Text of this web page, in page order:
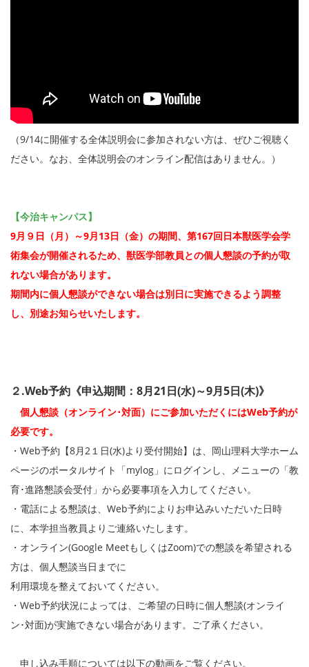
（9/14に開催する全体説明会に参加されない方は、ぜひご視聴く
ださい。なお、全体説明会のオンライン配信はありません。）
【今治キャンパス】
9月９日（月）～9月13日（金）の期間、第167回日本獣医学会学
術集会が開催されるため、獣医学部教員との個人懇談の予約が取
れない場合があります。
期間内に個人懇談ができない場合は別日に実施できるよう調整
し、別途お知らせいたします。
２.Web予約《申込期間：8月21日(水)～9月5日(木)》
個人懇談（オンライン･対面）にご参加いただくにはWeb予約が
必要です。
・Web予約【8月2１日(水)より受付開始】は、岡山理科大学ホーム
ページのポータルサイト「mylog」にログインし、メニューの「教
育･進路懇談会受付」から必要事項を入力してください。
・電話による懇談は、Web予約によりお申込みいただいた日時
に、本学担当教員よりご連絡いたします。
・オンライン(Google MeetもしくはZoom)での懇談を希望される
方は、個人懇談当日までに
利用環境を整えておいてください。
・Web予約状況によっては、ご希望の日時に個人懇談(オンライ
ン･対面)が実施できない場合があります。ご了承ください。
申し込み手順については以下の動画をご覧ください。